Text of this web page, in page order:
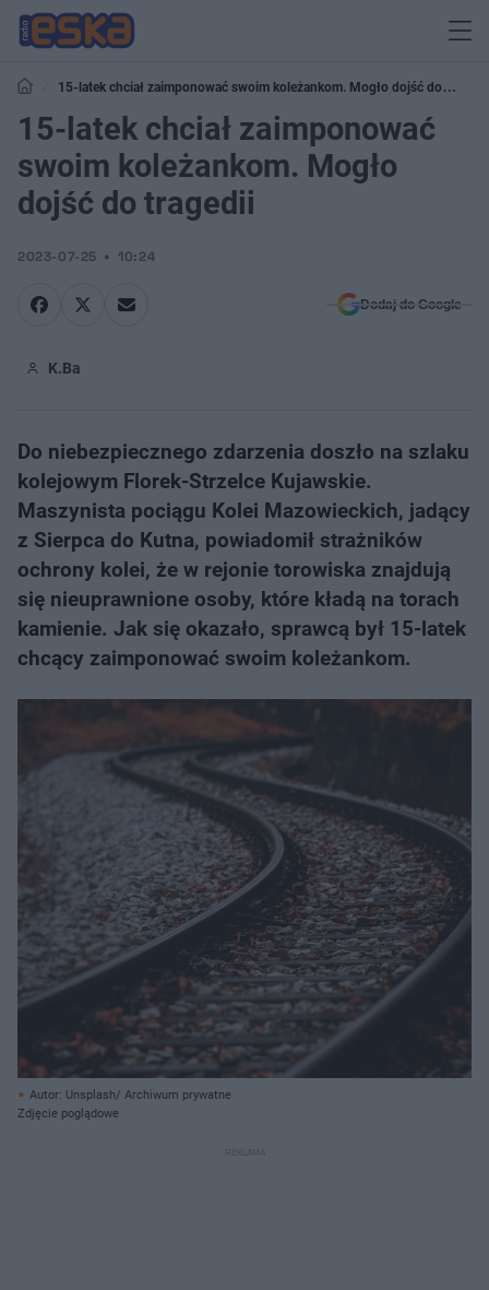
15-latek chciał zaimponować swoim koleżankom. Mogło dojść do
tragedii
15-latek chciał zaimponować
swoim koleżankom. Mogło
dojść do tragedii
2023-07-25 10:24
Dodaj do Google
K.Ba
Do niebezpiecznego zdarzenia doszło na szlaku
kolejowym Florek-Strzelce Kujawskie.
Maszynista pociągu Kolei Mazowieckich, jadący
z Sierpca do Kutna, powiadomił strażników
ochrony kolei, że w rejonie torowiska znajdują
się nieuprawnione osoby, które kładą na torach
kamienie. Jak się okazało, sprawcą był 15-latek
chcący zaimponować swoim koleżankom.
Autor: Unsplash/ Archiwum prywatne
Zdjęcie poglądowe